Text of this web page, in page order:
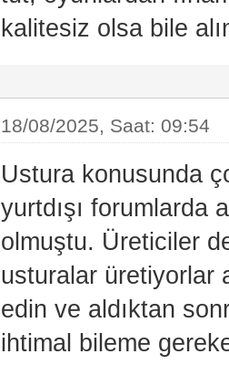
kalitesiz olsa bile
18/08/2025, Saat: 09:54
Ustura konusunda
yurtdışı forumlarda
olmuştu. Üreticiler
usturalar üretiyorlar
edin ve aldıktan
ihtimal bileme